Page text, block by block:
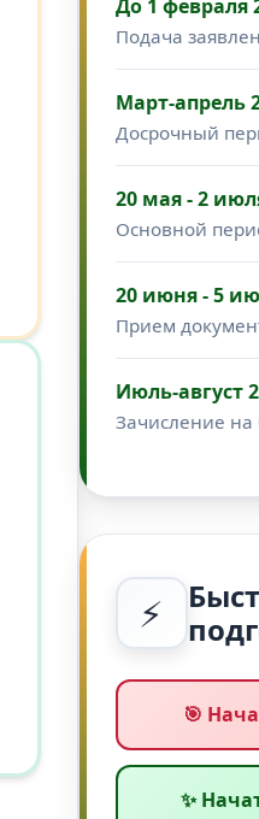
До 1 февраля
Подача
Март-апрель
Досрочный
20 мая - 2
Основной
20 июня - 5
Прием
Июль-август
Зачисление
⚡
🎯
✨